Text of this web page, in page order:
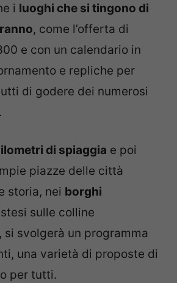
i luoghi che si tingono di
, come l’offerta di
e con un calendario in
e repliche per
di godere dei numerosi
di spiaggia e poi
piazze delle città
storia, nei borghi
sulle colline
si svolgerà un programma
una varietà di proposte di
per tutti.